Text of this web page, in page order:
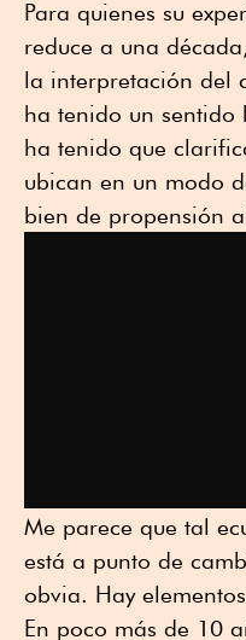
Para quienes su
reduce a una
la interpretación del
ha tenido un sentido
ha tenido que
ubican en un modo
bien de propensión
Me parece que tal
está a punto de
obvia. Hay
En poco más de 10